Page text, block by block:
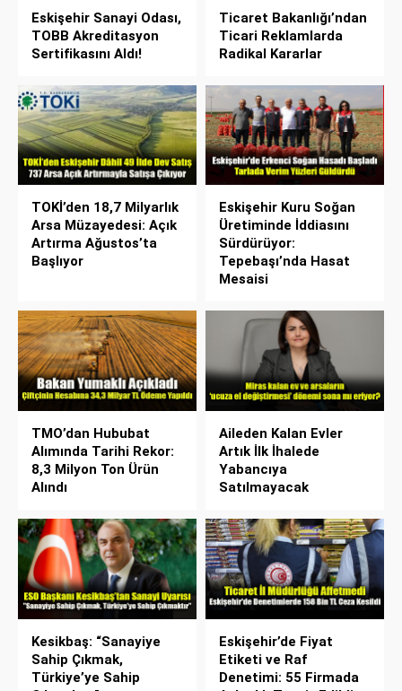
Eskişehir Sanayi Odası,
TOBB Akreditasyon
Sertifikasını Aldı!
Ticaret Bakanlığı’ndan
Ticari Reklamlarda
Radikal Kararlar
TOKİ’den 18,7 Milyarlık
Arsa Müzayedesi: Açık
Artırma Ağustos’ta
Başlıyor
Eskişehir Kuru Soğan
Üretiminde İddiasını
Sürdürüyor:
Tepebaşı’nda Hasat
Mesaisi
TMO’dan Hububat
Alımında Tarihi Rekor:
8,3 Milyon Ton Ürün
Alındı
Aileden Kalan Evler
Artık İlk İhalede
Yabancıya
Satılmayacak
Kesikbaş: “Sanayiye
Sahip Çıkmak,
Türkiye’ye Sahip
Eskişehir’de Fiyat
Etiketi ve Raf
Denetimi: 55 Firmada